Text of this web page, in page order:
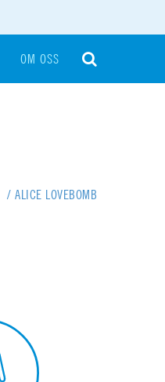
OM OSS
/ ALICE LOVEBOMB